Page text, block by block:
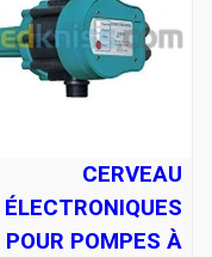
CERVEAU
ÉLECTRONIQUES
POUR POMPES À